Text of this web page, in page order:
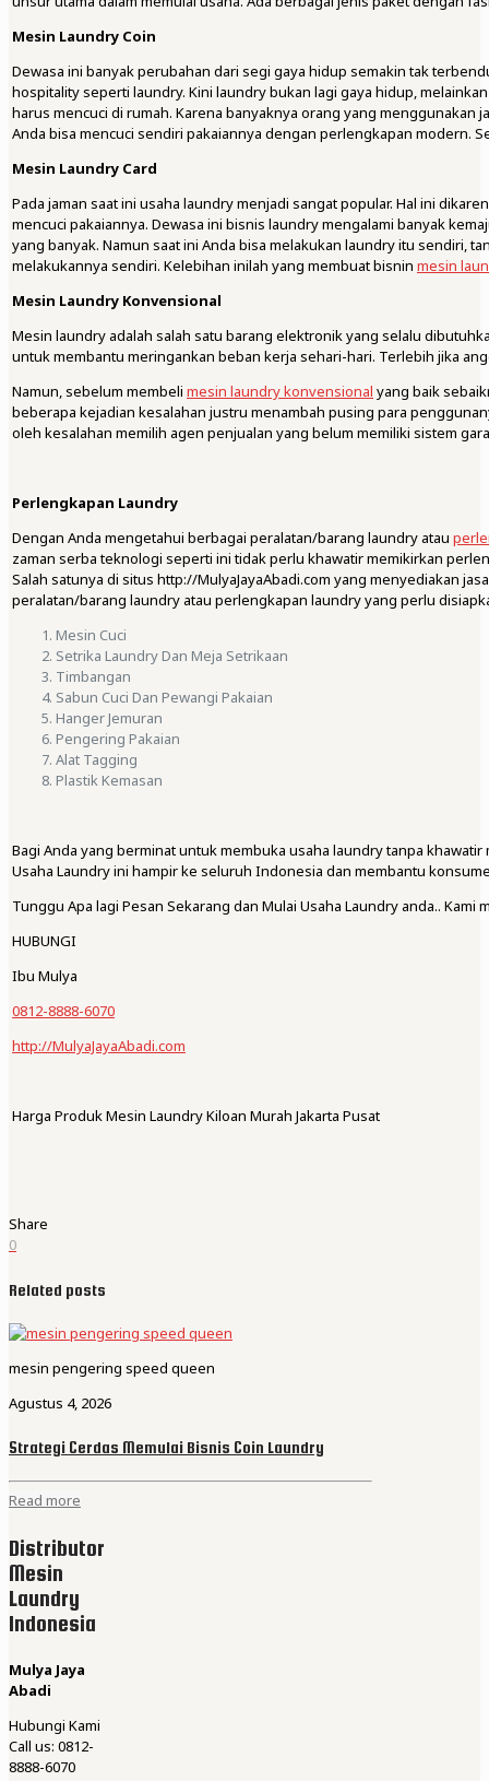
Mesin Laundry Coin
Dewasa ini banyak perubahan dari segi gaya hidup semakin tak
hospitality seperti laundry. Kini laundry bukan lagi gaya hidup,
harus mencuci di rumah. Karena banyaknya orang yang
Anda bisa mencuci sendiri pakaiannya dengan perlengkapan modern.
Mesin Laundry Card
Pada jaman saat ini usaha laundry menjadi sangat popular. Hal ini
mencuci pakaiannya. Dewasa ini bisnis laundry mengalami banyak
yang banyak. Namun saat ini Anda bisa melakukan laundry itu sendiri,
melakukannya sendiri. Kelebihan inilah yang membuat bisnin mesin
Mesin Laundry Konvensional
Mesin laundry adalah salah satu barang elektronik yang selalu
untuk membantu meringankan beban kerja sehari-hari. Terlebih jika
Namun, sebelum membeli mesin laundry konvensional yang baik
beberapa kejadian kesalahan justru menambah pusing para
oleh kesalahan memilih agen penjualan yang belum memiliki sistem
Perlengkapan Laundry
Dengan Anda mengetahui berbagai peralatan/barang laundry atau
zaman serba teknologi seperti ini tidak perlu khawatir memikirkan
Salah satunya di situs http://MulyaJayaAbadi.com yang menyediakan
peralatan/barang laundry atau perlengkapan laundry yang perlu
Mesin Cuci
Setrika Laundry Dan Meja Setrikaan
Timbangan
Sabun Cuci Dan Pewangi Pakaian
Hanger Jemuran
Pengering Pakaian
Alat Tagging
Plastik Kemasan
Bagi Anda yang berminat untuk membuka usaha laundry tanpa
Usaha Laundry ini hampir ke seluruh Indonesia dan membantu
Tunggu Apa lagi Pesan Sekarang dan Mulai Usaha Laundry anda..
HUBUNGI
Ibu Mulya
0812-8888-6070
http://MulyaJayaAbadi.com
Harga Produk Mesin Laundry Kiloan Murah Jakarta Pusat
Share
0
Related posts
mesin pengering speed queen
Agustus 4, 2026
Strategi Cerdas Memulai Bisnis Coin Laundry
Read more
Distributor
Mesin
Laundry
Indonesia
Mulya Jaya
Abadi
Hubungi Kami
Call us: 0812-
8888-6070